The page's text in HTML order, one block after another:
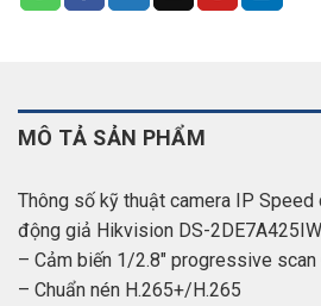
MÔ TẢ SẢN PHẨM
Thông số kỹ thuật camera IP Speed
động giả Hikvision DS-
– Cảm biến 1/2.8″ progressive scan
– Chuẩn nén H.265+/H.265